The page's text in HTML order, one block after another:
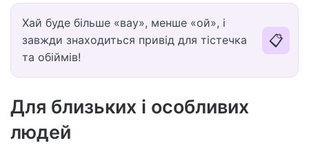
Хай буде більше «вау», менше «ой», і
завжди знаходиться привід для тістечка
та обіймів!
📋
Для близьких і особливих
людей